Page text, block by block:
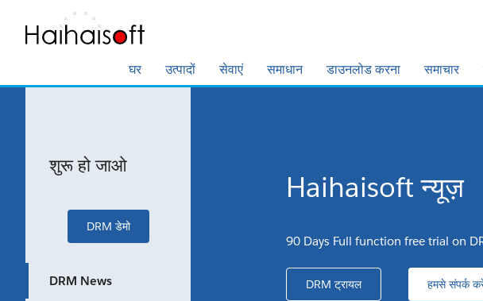
घर उत्पादों सेवाएं समाधान डाउनलोड करना समाचार
शुरू हो जाओ
DRM डेमो
DRM News
Haihaisoft न्यूज़
90 Days Full function free trial on
DRM ट्रायल हमसे संपर्क